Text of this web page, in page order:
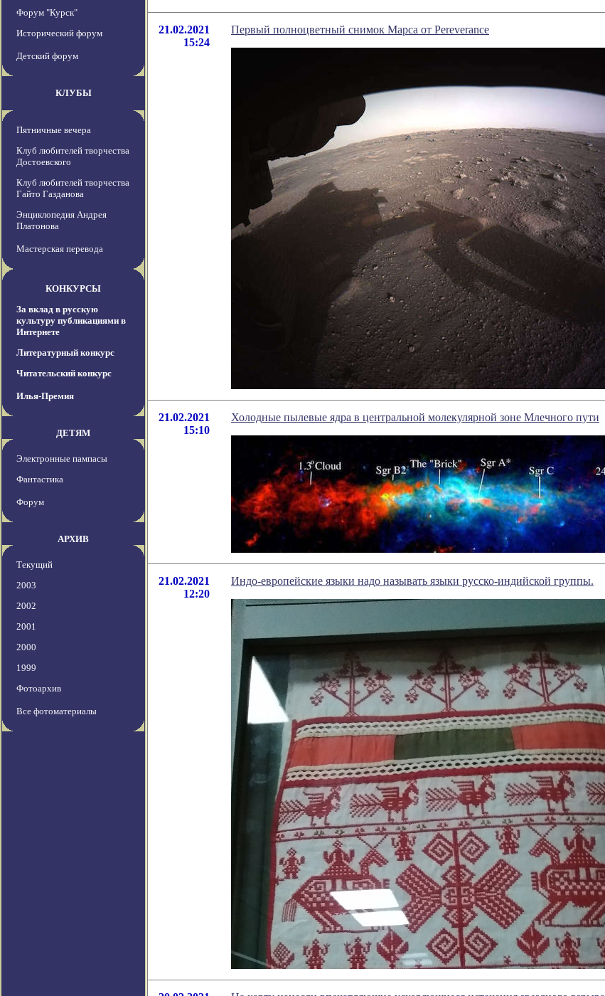
Форум "Курск"
Исторический форум
Детский форум
КЛУБЫ
Пятничные вечера
Клуб любителей творчества
Достоевского
Клуб любителей творчества
Гайто Газданова
Энциклопедия Андрея
Платонова
Мастерская перевода
КОНКУРСЫ
За вклад в русскую
культуру публикациями в
Интернете
Литературный конкурс
Читательский конкурс
Илья-Премия
ДЕТЯМ
Электронные пампасы
Фантастика
Форум
АРХИВ
Текущий
2003
2002
2001
2000
1999
Фотоархив
Все фотоматериалы
21.02.2021
15:24
Первый полноцветный снимок Марса от Pereverance
21.02.2021
15:10
Холодные пылевые ядра в центральной молекулярной зоне Млечного пути
21.02.2021
12:20
Индо-европейские языки надо называть языки русско-индийской группы.